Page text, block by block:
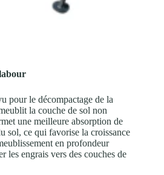
pour le décompactage de la
la couche de sol non
une meilleure absorption de
sol, ce qui favorise la croissance
en profondeur
les engrais vers des couches de